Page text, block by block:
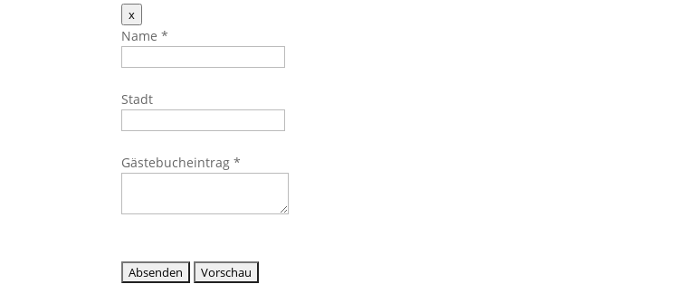
xDieses
Formular
ausblenden
Name*
Stadt
Gästebucheintrag*